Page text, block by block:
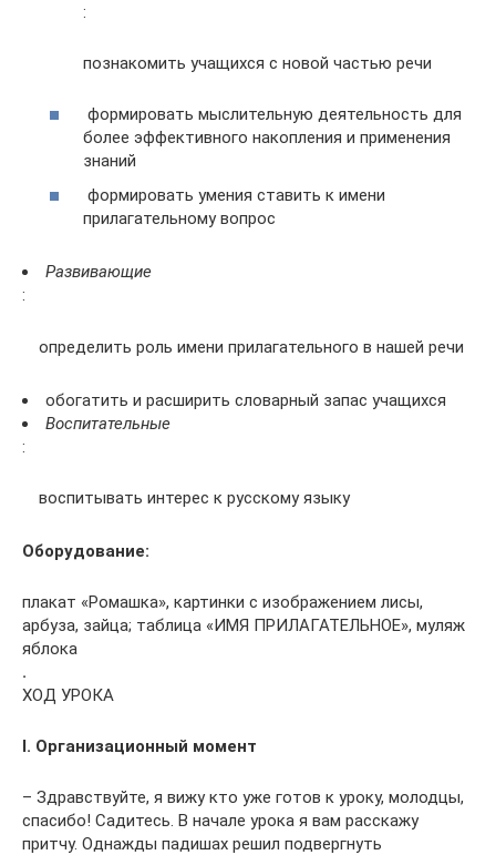
:
познакомить учащихся с новой частью речи
формировать мыслительную деятельность для
более эффективного накопления и применения
знаний
формировать умения ставить к имени
прилагательному вопрос
Развивающие
:
определить роль имени прилагательного в нашей речи
обогатить и расширить словарный запас учащихся
Воспитательные
:
воспитывать интерес к русскому языку
Оборудование:
плакат «Ромашка», картинки с изображением лисы,
арбуза, зайца; таблица «ИМЯ ПРИЛАГАТЕЛЬНОЕ», муляж
яблока
.
ХОД УРОКА
I. Организационный момент
– Здравствуйте, я вижу кто уже готов к уроку, молодцы,
спасибо! Садитесь. В начале урока я вам расскажу
притчу. Однажды падишах решил подвергнуть